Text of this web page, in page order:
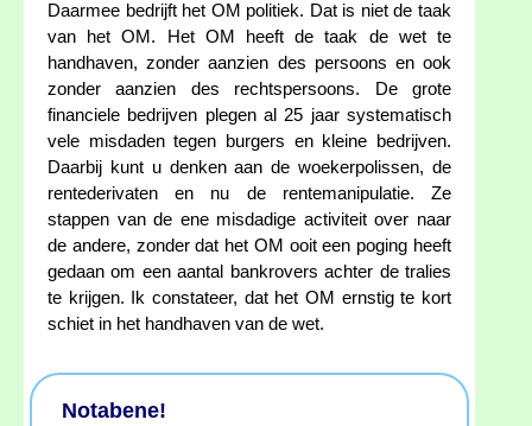
Daarmee bedrijft het OM politiek. Dat is niet de taak
van het OM. Het OM heeft de taak de wet te
handhaven, zonder aanzien des persoons en ook
zonder aanzien des rechtspersoons. De grote
financiele bedrijven plegen al 25 jaar systematisch
vele misdaden tegen burgers en kleine bedrijven.
Daarbij kunt u denken aan de woekerpolissen, de
rentederivaten en nu de rentemanipulatie. Ze
stappen van de ene misdadige activiteit over naar
de andere, zonder dat het OM ooit een poging heeft
gedaan om een aantal bankrovers achter de tralies
te krijgen. Ik constateer, dat het OM ernstig te kort
schiet in het handhaven van de wet.
Notabene!